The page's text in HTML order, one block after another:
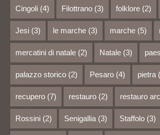
Cingoli (4) Filottrano (3) folklore (2)
Jesi (3) le marche (3) marche (5)
mercatini di natale (2) Natale (3)
palazzo storico (2) Pesaro (4) pietra
recupero (7) restauro (2) restauro
Rossini (2) Senigallia (3) Staffolo (3)